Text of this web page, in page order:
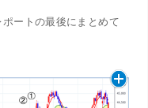
ートの最後にまとめて